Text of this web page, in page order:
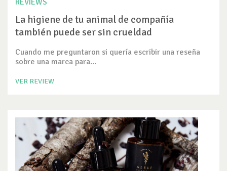
REVIEWS
La higiene de tu animal de compañía
también puede ser sin crueldad
Cuando me preguntaron si quería escribir una reseña
sobre una marca para...
VER REVIEW